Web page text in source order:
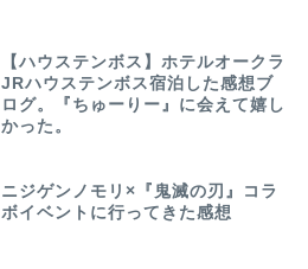
【ハウステンボス】ホテルオークラ
JRハウステンボス宿泊した感想ブ
ログ。『ちゅーりー』に会えて嬉し
かった。
ニジゲンノモリ×『鬼滅の刃』コラ
ボイベントに行ってきた感想